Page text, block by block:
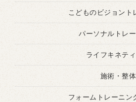
こどものビジョント
パーソナルトレ
ライフキネテ
施術・整体
フォームトレーニン